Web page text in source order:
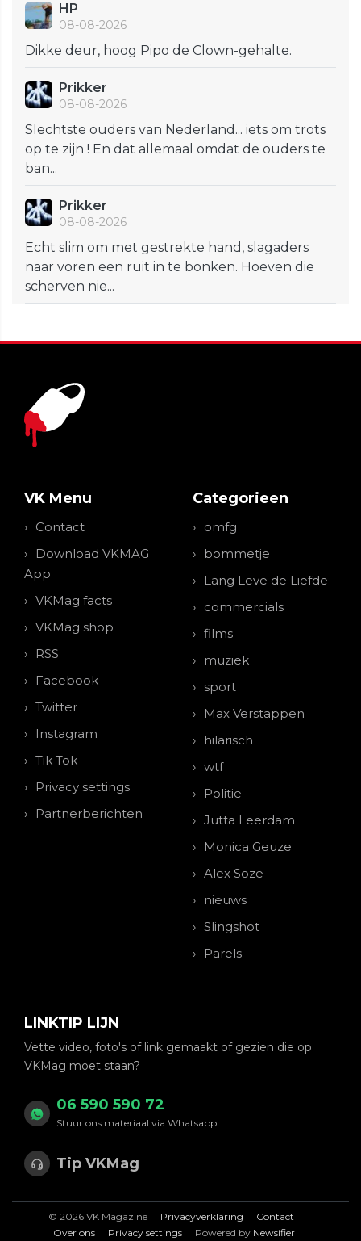
HP
08-08-2026
Dikke deur, hoog Pipo de Clown-gehalte.
Prikker
08-08-2026
Slechtste ouders van Nederland... iets om trots
op te zijn ! En dat allemaal omdat de ouders te
ban...
Prikker
08-08-2026
Echt slim om met gestrekte hand, slagaders
naar voren een ruit in te bonken. Hoeven die
scherven nie...
VK Menu
Contact
Download VKMAG
App
VKMag facts
VKMag shop
RSS
Facebook
Twitter
Instagram
Tik Tok
Privacy settings
Partnerberichten
Categorieen
omfg
bommetje
Lang Leve de Liefde
commercials
films
muziek
sport
Max Verstappen
hilarisch
wtf
Politie
Jutta Leerdam
Monica Geuze
Alex Soze
nieuws
Slingshot
Parels
LINKTIP LIJN
Vette video, foto's of link gemaakt of gezien die op
VKMag moet staan?
06 590 590 72
Stuur ons materiaal via Whatsapp
Tip VKMag
© 2026 VK Magazine Privacyverklaring
Contact
Over ons
Privacy settings Powered by Newsifier